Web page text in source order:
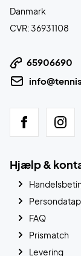
Danmark
CVR: 36931108
65906690
Hjælp &
FAQ
Prismatch
Levering